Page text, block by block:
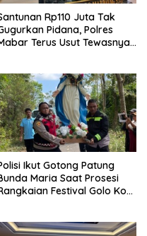
Rp110 Juta Tak
Pidana, Polres
Terus Usut Tewasnya
Ikut Gotong Patung
Maria Saat Prosesi
Festival Golo Koe